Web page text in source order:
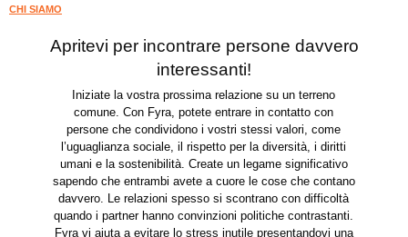
CHI SIAMO
Apritevi per incontrare persone davvero
interessanti!
Iniziate la vostra prossima relazione su un terreno
comune. Con Fyra, potete entrare in contatto con
persone che condividono i vostri stessi valori, come
l’uguaglianza sociale, il rispetto per la diversità, i diritti
umani e la sostenibilità. Create un legame significativo
sapendo che entrambi avete a cuore le cose che contano
davvero. Le relazioni spesso si scontrano con difficoltà
quando i partner hanno convinzioni politiche contrastanti.
Fyra vi aiuta a evitare lo stress inutile presentandovi una